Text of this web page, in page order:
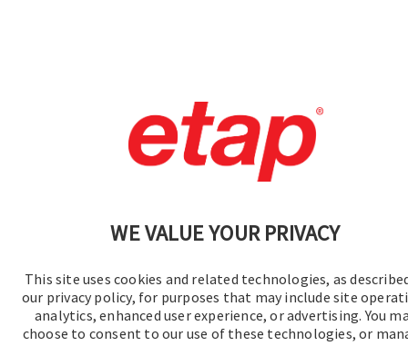
WE VALUE YOUR PRIVACY
This site uses cookies and related technologies, as
our privacy policy, for purposes that may include site
analytics, enhanced user experience, or advertising. You
choose to consent to our use of these technologies, or